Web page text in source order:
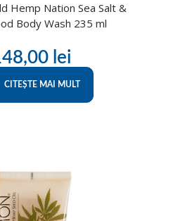
Hemp Nation Sea Salt &
Body Wash 235 ml
lei
CITEȘTE MAI MULT